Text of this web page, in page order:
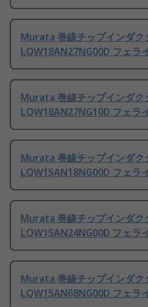
Murata 巻線チップインダク
LQW18AN27NG00D フェラ
Murata 巻線チップインダク
LQW18AN27NG10D フェラ
Murata 巻線チップインダク
LQW15AN18NG00D フェラ
Murata 巻線チップインダク
LQW15AN24NG00D フェラ
Murata 巻線チップインダク
LQW15AN68NG00D フェラ